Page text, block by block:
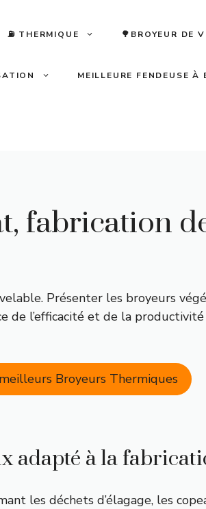
⛽️ THERMIQUE 🌳BROYEUR DE
MEILLEURE FENDEUSE À
fabrication
Présenter les broyeurs
de l’efficacité et de la
Broyeurs Thermiques
adapté à la
les déchets d’élagage, les